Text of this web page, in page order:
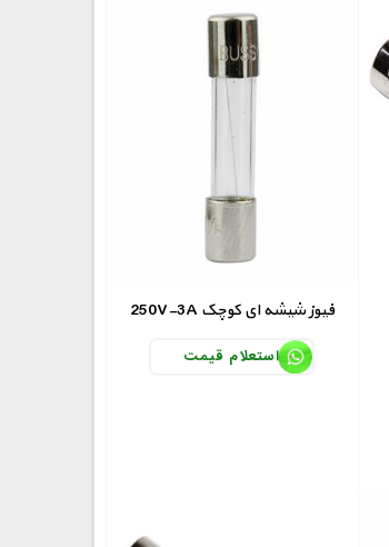
250V-3A فیوز شیشه ای کوچک
استعلام قیمت